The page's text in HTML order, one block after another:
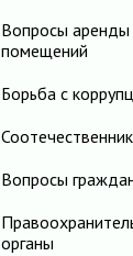
Вопросы
помещений
Борьба с
Вопросы
органы